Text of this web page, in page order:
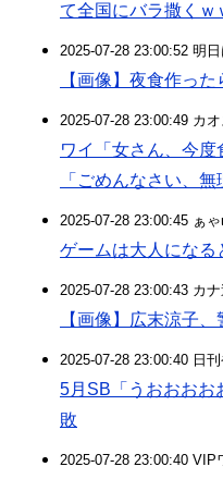
て全国にバラ撒くｗ
2025-07-28 23:00:52 明
【画像】夜食作っ
2025-07-28 23:00:49 カ
ワイ「女さん、今
「ごめんなさい、
2025-07-28 23:00:45 ぁ
ゲームは大人にな
2025-07-28 23:00:43 カナ
【画像】広末涼子
2025-07-28 23:00:40 日
5月SB「うおおおお
敗
2025-07-28 23:00:40 VIP